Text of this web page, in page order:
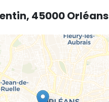
45000 Orléans